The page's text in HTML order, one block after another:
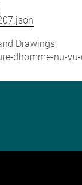
Drawings:
dhomme-nu-